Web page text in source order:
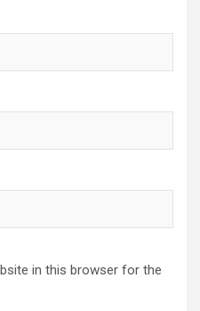
in this browser for the